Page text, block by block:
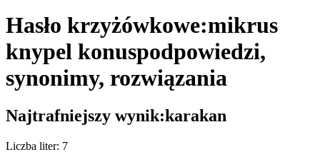
Hasło krzyżówkowe:mikrus
knypel konuspodpowiedzi,
synonimy, rozwiązania
Najtrafniejszy wynik:karakan
Liczba liter: 7